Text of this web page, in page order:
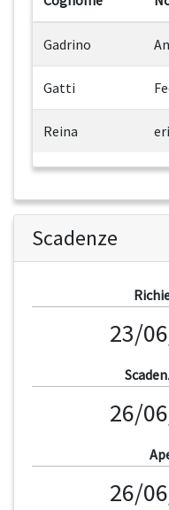
Gadrino
Gatti
Reina
Scadenze
23/
26/
26/